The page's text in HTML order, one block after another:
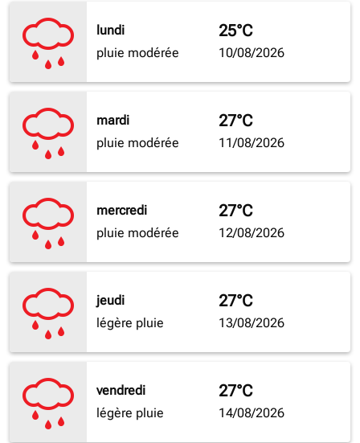
lundi
pluie modérée
25°C
10/08/2026
mardi
pluie modérée
27°C
11/08/2026
mercredi
pluie modérée
27°C
12/08/2026
jeudi
légère pluie
27°C
13/08/2026
vendredi
légère pluie
27°C
14/08/2026